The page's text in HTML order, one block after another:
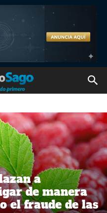
a
de manera
el fraude de las